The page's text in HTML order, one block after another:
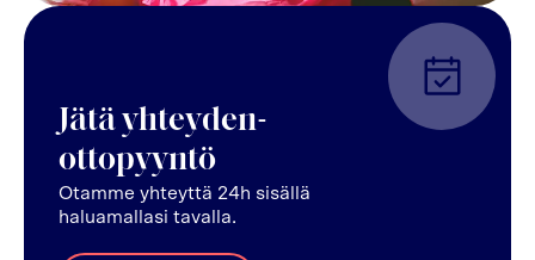
Jätä yhteyden-
ottopyyntö
Otamme yhteyttä 24h sisällä
haluamallasi tavalla.